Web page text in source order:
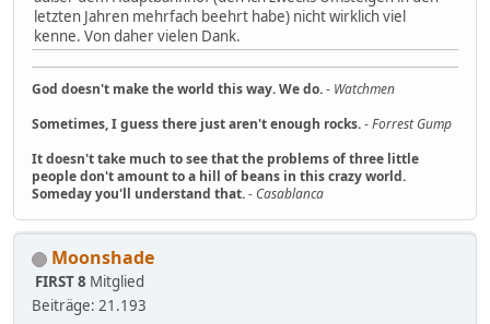
letzten Jahren mehrfach beehrt habe) nicht wirklich viel
kenne. Von daher vielen Dank.
God doesn't make the world this way. We do.- Watchmen
Sometimes, I guess there just aren't enough rocks.-Forrest Gump
It doesn't take much to see that the problems of three little
people don't amount to a hill of beans in this crazy world.
Someday you'll understand that.- Casablanca
Moonshade
FIRST 8 Mitglied
Beiträge: 21.193